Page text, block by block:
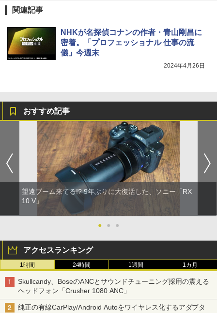
関連記事
NHKが名探偵コナンの作者・青山剛昌に
密着。「プロフェッショナル 仕事の流
儀」今週末
2024年4月26日
おすすめ記事
望遠ブーム来てる!? 9年ぶりに大復活した、ソニー「RX
10 V」
● ● ●
アクセスランキング
1時間 24時間 1週間 1カ月
Skullcandy、BoseのANCとサウンドチューニング採用の震える
ヘッドフォン「Crusher 1080 ANC」
純正の有線CarPlay/Android Autoをワイヤレス化するアダプタ